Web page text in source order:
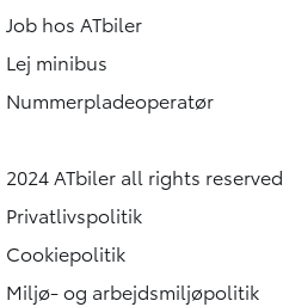
Job hos ATbiler
Lej minibus
Nummerpladeoperatør
2024 ATbiler all rights reserved
Privatlivspolitik
Cookiepolitik
Miljø- og arbejdsmiljøpolitik